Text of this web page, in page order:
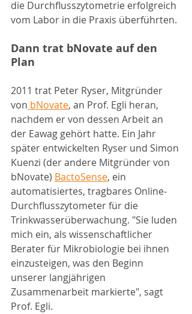
die Durchflusszytometrie erfolgreich
vom Labor in die Praxis überführten.
Dann trat bNovate auf den
Plan
2011 trat Peter Ryser, Mitgründer
von bNovate, an Prof. Egli heran,
nachdem er von dessen Arbeit an
der Eawag gehört hatte. Ein Jahr
später entwickelten Ryser und Simon
Kuenzi (der andere Mitgründer von
bNovate) BactoSense, ein
automatisiertes, tragbares Online-
Durchflusszytometer für die
Trinkwasserüberwachung. "Sie luden
mich ein, als wissenschaftlicher
Berater für Mikrobiologie bei ihnen
einzusteigen, was den Beginn
unserer langjährigen
Zusammenarbeit markierte", sagt
Prof. Egli.